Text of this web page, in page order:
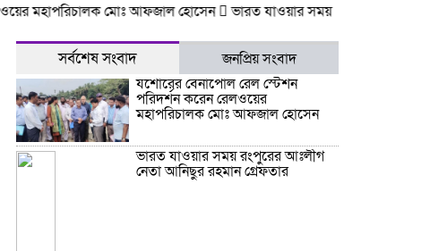
মোঃ আফজাল হোসেন ভারত যাওয়ার সময় রংপুরের আঃলীগ নেতা
সর্বশেষ সংবাদ
জনপ্রিয় সংবাদ
যশোরের বেনাপোল রেল স্টেশন
পরিদর্শন করেন রেলওয়ের
মহাপরিচালক মোঃ আফজাল হোসেন
ভারত যাওয়ার সময় রংপুরের আঃলীগ
নেতা আনিছুর রহমান গ্রেফতার